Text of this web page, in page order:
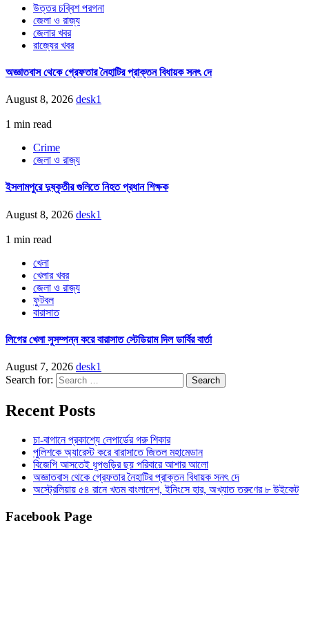
উত্তর চব্বিশ পরগনা
জেলা ও রাজ্য
জেলার খবর
রাজ্যের খবর
অজ্ঞাতবাস থেকে গ্রেফতার নৈহাটির প্রাক্তন বিধায়ক সনৎ দে
August 8, 2026 desk1
1 min read
Crime
জেলা ও রাজ্য
ইসলামপুরে দুষ্কৃতীর গুলিতে নিহত প্রধান শিক্ষক
August 8, 2026 desk1
1 min read
খেলা
খেলার খবর
জেলা ও রাজ্য
ফুটবল
বারাসাত
লিগের খেলা সুসম্পন্ন করে বারাসাত স্টেডিয়াম দিল ডার্বির বার্তা
August 7, 2026 desk1
Search for:
Recent Posts
চা-বাগানে প্রকাশ্যে লেপার্ডের গরু শিকার
পুলিশকে অ্যারেস্ট করে বারাসাতে জিতল মহামেডান
বিজেপি আসতেই ধূপগুড়ির ছয় পরিবারে আশার আলো
অজ্ঞাতবাস থেকে গ্রেফতার নৈহাটির প্রাক্তন বিধায়ক সনৎ দে
অস্ট্রেলিয়ায় ৫৪ রানে খতম বাংলাদেশ, ইনিংসে হার, অখ্যাত তরুণের ৮ উইকেট
Facebook Page